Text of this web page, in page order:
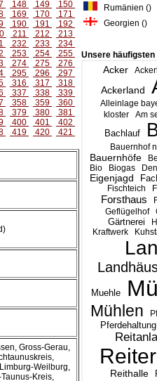
Rumänien ()
Georgien ()
Unsere
Acker
Ackerland
Alleinlage
kloster
Am
Bachlauf
Bauernhof
Bauernhöfe
Bio
Biogas
Eigenjagd
Fischteich
Forsthaus
Geflügelhof
Gärtnerei
Kraftwerk
Muehle
Mühlen
Pferdehaltung
Reithalle
148 149
150
169 170
171
190 191
192
211 212
213
232 233
234
253 254
255
274 275
276
295 296
297
316 317
318
337 338
339
358 359
360
379 380
381
400 401
402
419 420 421
Gross-Gerau,
Weilburg,
Kreis,